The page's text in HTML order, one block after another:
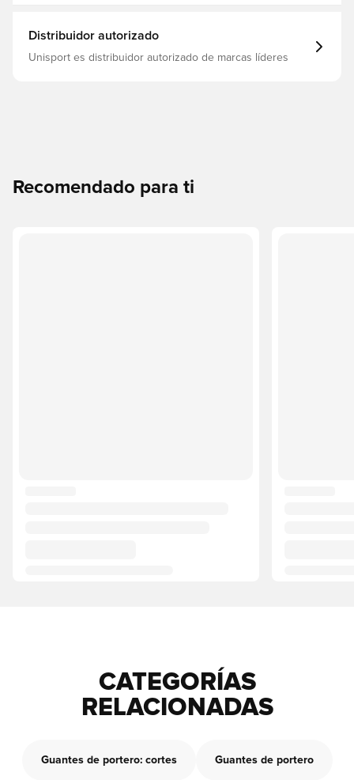
Distribuidor autorizado
Unisport es distribuidor autorizado de marcas líderes
Recomendado para ti
CATEGORÍAS
RELACIONADAS
Guantes de portero: cortes Guantes de portero